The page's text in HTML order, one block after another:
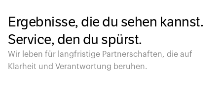
Ergebnisse, die du sehen kannst.
Service, den du spürst.
Wir leben für langfristige Partnerschaften, die auf
Klarheit und Verantwortung beruhen.